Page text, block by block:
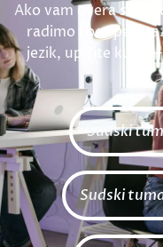
Ako vam overa
radimo i bez
jezik, upišite kurs
Sudski
Sudski